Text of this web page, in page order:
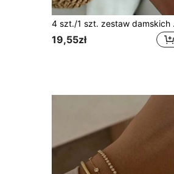
4 szt./1 szt. zestaw
19,55zł